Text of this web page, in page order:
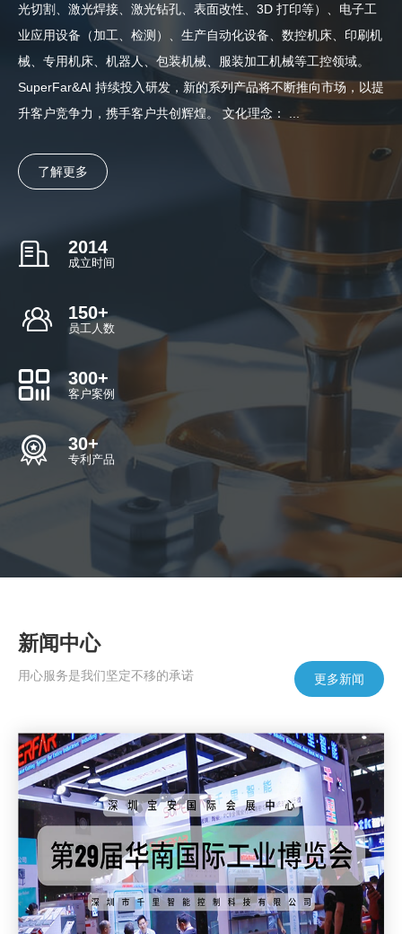
光切割、激光焊接、激光钻孔、表面改性、3D 打印等）、电子工
业应用设备（加工、检测）、生产自动化设备、数控机床、印刷机
械、专用机床、机器人、包装机械、服装加工机械等工控领域。
SuperFar&AI 持续投入研发，新的系列产品将不断推向市场，以提
升客户竞争力，携手客户共创辉煌。 文化理念： ...
了解更多
2014
成立时间
150+
员工人数
300+
客户案例
30+
专利产品
新闻中心
用心服务是我们坚定不移的承诺 更多新闻